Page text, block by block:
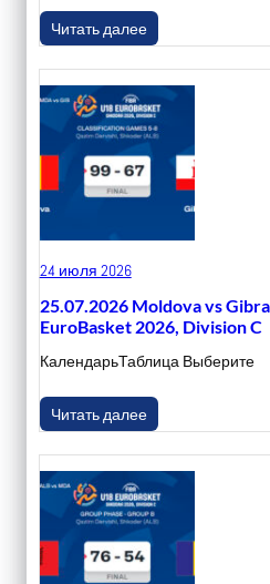
Читать далее
24 июля 2026
25.07.2026 Moldova vs
EuroBasket 2026, Division C
КалендарьТаблица Выберите
Читать далее